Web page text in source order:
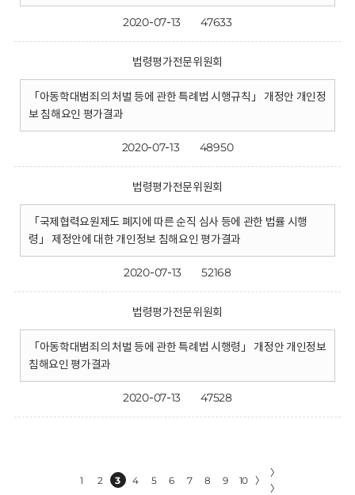
2020-07-13 47633
법령평가전문위원회
「아동학대범죄의 처벌 등에 관한 특례법 시행규칙」 개정안 개인정
보 침해요인 평가결과
2020-07-13 48950
법령평가전문위원회
「국제협력요원제도 폐지에 따른 순직 심사 등에 관한 법률 시행
령」 제정안에 대한 개인정보 침해요인 평가결과
2020-07-13 52168
법령평가전문위원회
「아동학대범죄의 처벌 등에 관한 특례법 시행령」 개정안 개인정보
침해요인 평가결과
2020-07-13 47528
1 2 3 4 5 6 7 8 9 10 〉
〉
〉